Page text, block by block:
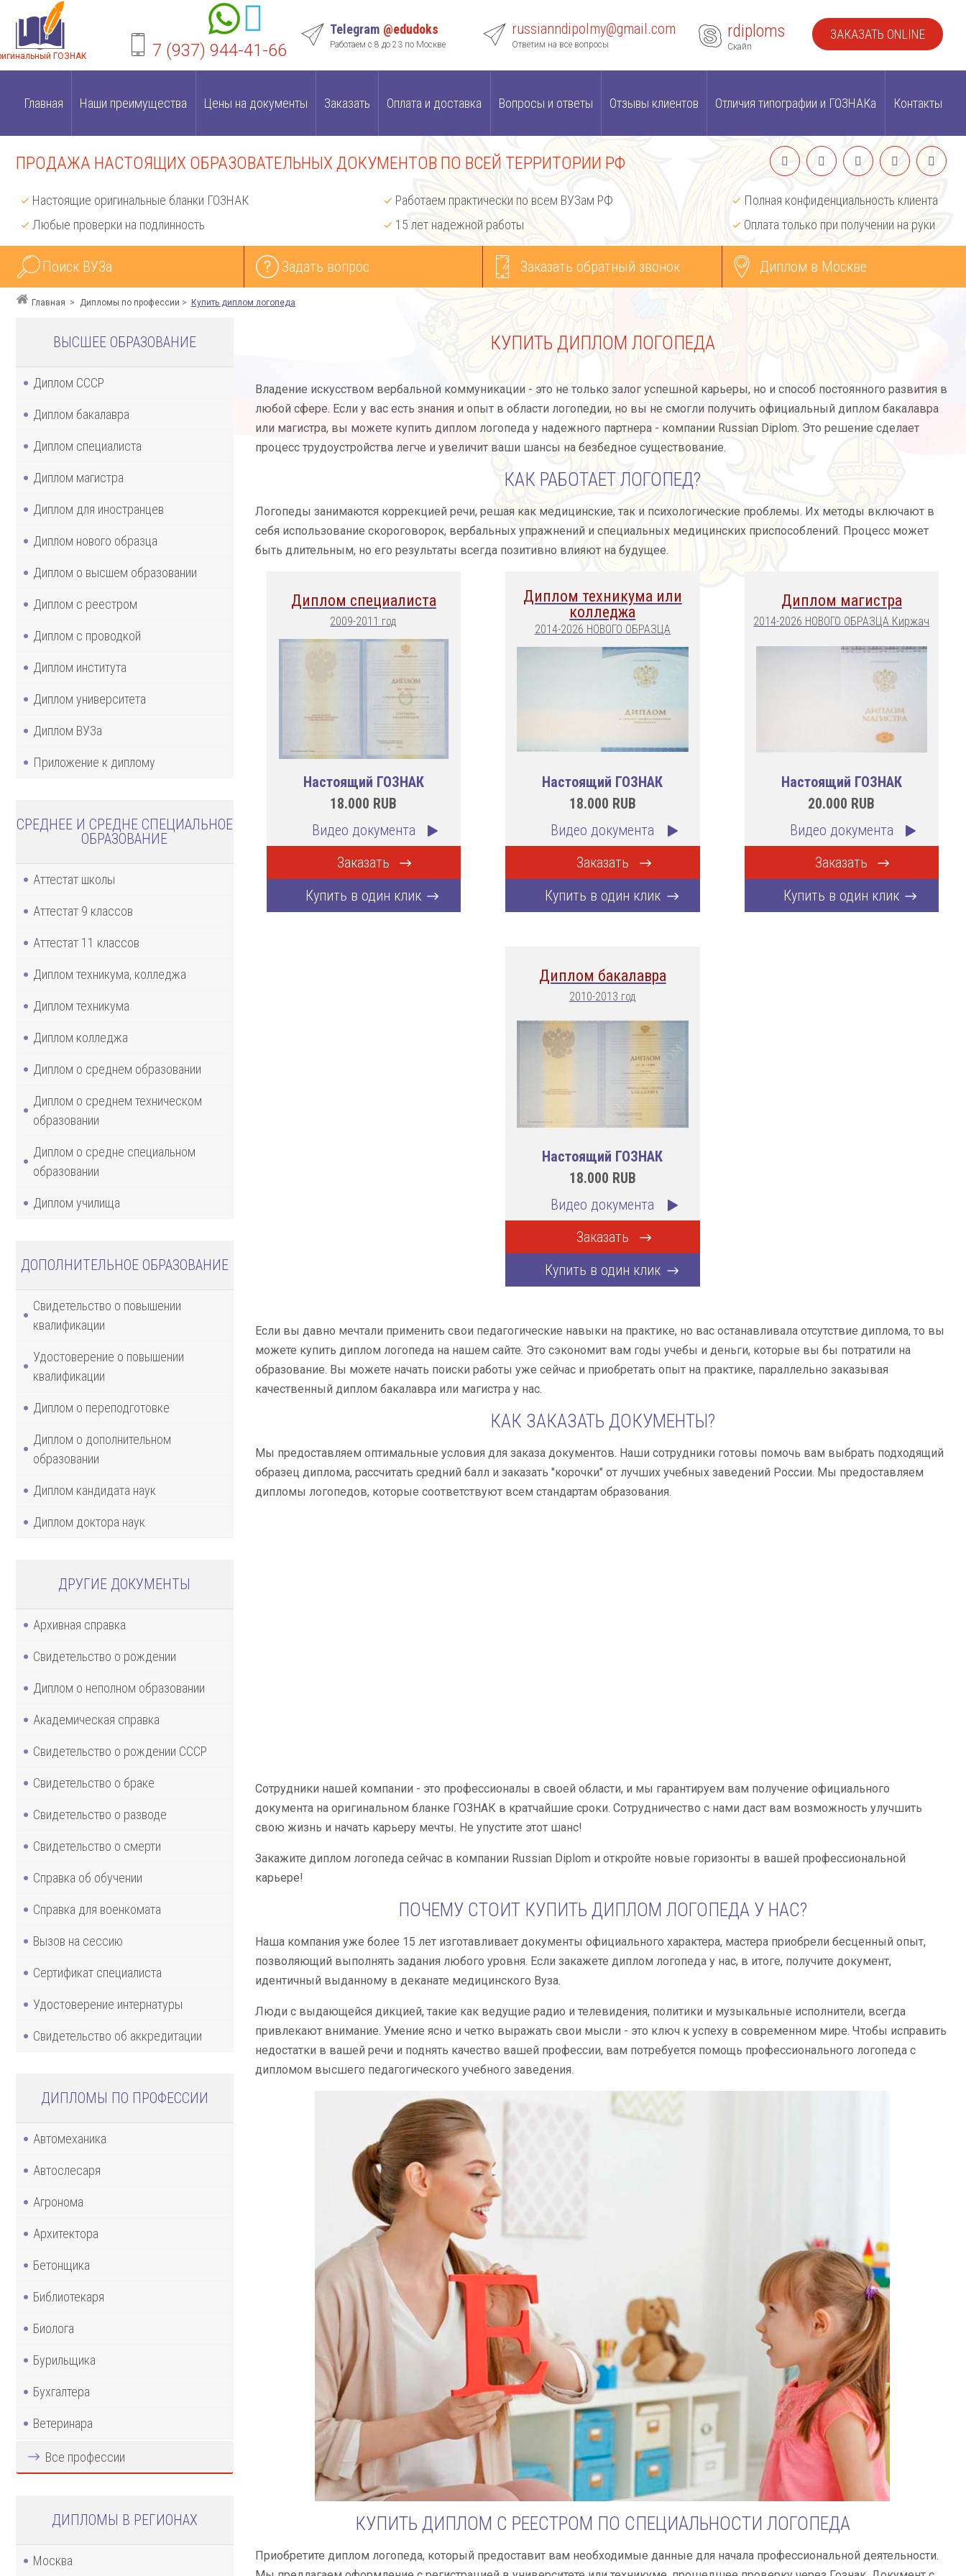
ГОЗНАК 7 (937) 944-41-66
Telegram @edudoks
Работаем с 8 до 23 по Москве
russianndipolmy@gmail.com
Ответим на все вопросы
rdiploms
Скайп
ЗАКАЗАТЬ ONLINE
Главная Наши преимущества Цены на документы Заказать Оплата и доставка Вопросы и ответы Отзывы клиентов Отличия типографии и ГОЗНАКа Контакты
ПРОДАЖА НАСТОЯЩИХ ОБРАЗОВАТЕЛЬНЫХ ДОКУМЕНТОВ ПО ВСЕЙ ТЕРРИТОРИИ РФ
Настоящие оригинальные бланки ГОЗНАК
Любые проверки на подлинность
Работаем практически по всем ВУЗам РФ
15 лет надежной работы
Полная конфиденциальность клиента
Оплата только при получении на руки
Поиск ВУЗа Задать вопрос Заказать обратный звонок Диплом в Москве
Главная Дипломы по профессии Купить диплом логопеда
ВЫСШЕЕ ОБРАЗОВАНИЕ
Диплом СССР
Диплом бакалавра
Диплом специалиста
Диплом магистра
Диплом для иностранцев
Диплом нового образца
Диплом о высшем образовании
Диплом с реестром
Диплом с проводкой
Диплом института
Диплом университета
Диплом ВУЗа
Приложение к диплому
СРЕДНЕЕ И СРЕДНЕ СПЕЦИАЛЬНОЕ
ОБРАЗОВАНИЕ
Аттестат школы
Аттестат 9 классов
Аттестат 11 классов
Диплом техникума, колледжа
Диплом техникума
Диплом колледжа
Диплом о среднем образовании
Диплом о среднем техническом
образовании
Диплом о средне специальном
образовании
Диплом училища
ДОПОЛНИТЕЛЬНОЕ ОБРАЗОВАНИЕ
Свидетельство о повышении
квалификации
Удостоверение о повышении
квалификации
Диплом о переподготовке
Диплом о дополнительном
образовании
Диплом кандидата наук
Диплом доктора наук
ДРУГИЕ ДОКУМЕНТЫ
Архивная справка
Свидетельство о рождении
Диплом о неполном образовании
Академическая справка
Свидетельство о рождении СССР
Свидетельство о браке
Свидетельство о разводе
Свидетельство о смерти
Справка об обучении
Справка для военкомата
Вызов на сессию
Сертификат специалиста
Удостоверение интернатуры
Свидетельство об аккредитации
ДИПЛОМЫ ПО ПРОФЕССИИ
Автомеханика
Автослесаря
Агронома
Архитектора
Бетонщика
Библиотекаря
Биолога
Бурильщика
Бухгалтера
Ветеринара
Все профессии
ДИПЛОМЫ В РЕГИОНАХ
Москва
КУПИТЬ ДИПЛОМ ЛОГОПЕДА
Владение искусством вербальной коммуникации - это не только залог успешной карьеры, но и способ постоянного развития в
любой сфере. Если у вас есть знания и опыт в области логопедии, но вы не смогли получить официальный диплом бакалавра
или магистра, вы можете купить диплом логопеда у надежного партнера - компании Russian Diplom. Это решение сделает
процесс трудоустройства легче и увеличит ваши шансы на безбедное существование.
КАК РАБОТАЕТ ЛОГОПЕД?
Логопеды занимаются коррекцией речи, решая как медицинские, так и психологические проблемы. Их методы включают в
себя использование скороговорок, вербальных упражнений и специальных медицинских приспособлений. Процесс может
быть длительным, но его результаты всегда позитивно влияют на будущее.
Диплом специалиста
2009-2011 год
Настоящий ГОЗНАК
18.000 RUB
Видео документа
Заказать
Купить в один клик
Диплом техникума или
колледжа
2014-2026 НОВОГО ОБРАЗЦА
Настоящий ГОЗНАК
18.000 RUB
Видео документа
Заказать
Купить в один клик
Диплом магистра
2014-2026 НОВОГО ОБРАЗЦА Киржач
Настоящий ГОЗНАК
20.000 RUB
Видео документа
Заказать
Купить в один клик
Диплом бакалавра
2010-2013 год
Настоящий ГОЗНАК
18.000 RUB
Видео документа
Заказать
Купить в один клик
Если вы давно мечтали применить свои педагогические навыки на практике, но вас останавливала отсутствие диплома, то вы
можете купить диплом логопеда на нашем сайте. Это сэкономит вам годы учебы и деньги, которые вы бы потратили на
образование. Вы можете начать поиски работы уже сейчас и приобретать опыт на практике, параллельно заказывая
качественный диплом бакалавра или магистра у нас.
КАК ЗАКАЗАТЬ ДОКУМЕНТЫ?
Мы предоставляем оптимальные условия для заказа документов. Наши сотрудники готовы помочь вам выбрать подходящий
образец диплома, рассчитать средний балл и заказать "корочки" от лучших учебных заведений России. Мы предоставляем
дипломы логопедов, которые соответствуют всем стандартам образования.
Сотрудники нашей компании - это профессионалы в своей области, и мы гарантируем вам получение официального
документа на оригинальном бланке ГОЗНАК в кратчайшие сроки. Сотрудничество с нами даст вам возможность улучшить
свою жизнь и начать карьеру мечты. Не упустите этот шанс!
Закажите диплом логопеда сейчас в компании Russian Diplom и откройте новые горизонты в вашей профессиональной
карьере!
ПОЧЕМУ СТОИТ КУПИТЬ ДИПЛОМ ЛОГОПЕДА У НАС?
Наша компания уже более 15 лет изготавливает документы официального характера, мастера приобрели бесценный опыт,
позволяющий выполнять задания любого уровня. Если закажете диплом логопеда у нас, в итоге, получите документ,
идентичный выданному в деканате медицинского Вуза.
Люди с выдающейся дикцией, такие как ведущие радио и телевидения, политики и музыкальные исполнители, всегда
привлекают внимание. Умение ясно и четко выражать свои мысли - это ключ к успеху в современном мире. Чтобы исправить
недостатки в вашей речи и поднять качество вашей профессии, вам потребуется помощь профессионального логопеда с
дипломом высшего педагогического учебного заведения.
КУПИТЬ ДИПЛОМ С РЕЕСТРОМ ПО СПЕЦИАЛЬНОСТИ ЛОГОПЕДА
Приобретите диплом логопеда, который предоставит вам необходимые данные для начала профессиональной деятельности.